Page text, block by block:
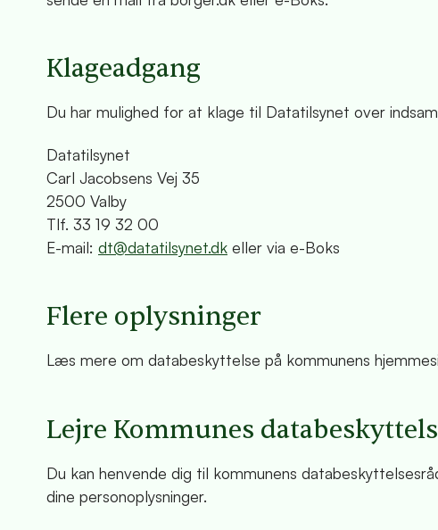
Klageadgang
Du har mulighed for at klage til Datatilsynet over
Datatilsynet
Carl Jacobsens Vej 35
2500 Valby
Tlf. 33 19 32 00
E-mail: dt@datatilsynet.dk eller via e-Boks
Flere oplysninger
Læs mere om databeskyttelse på kommunens
Lejre Kommunes
Du kan henvende dig til kommunens
dine personoplysninger.